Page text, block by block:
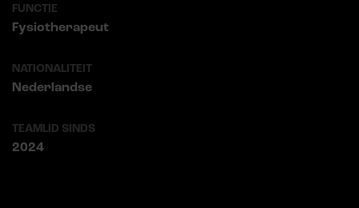
FUNCTIE
Fysiotherapeut
NATIONALITEIT
Nederlandse
TEAMLID SINDS
2024